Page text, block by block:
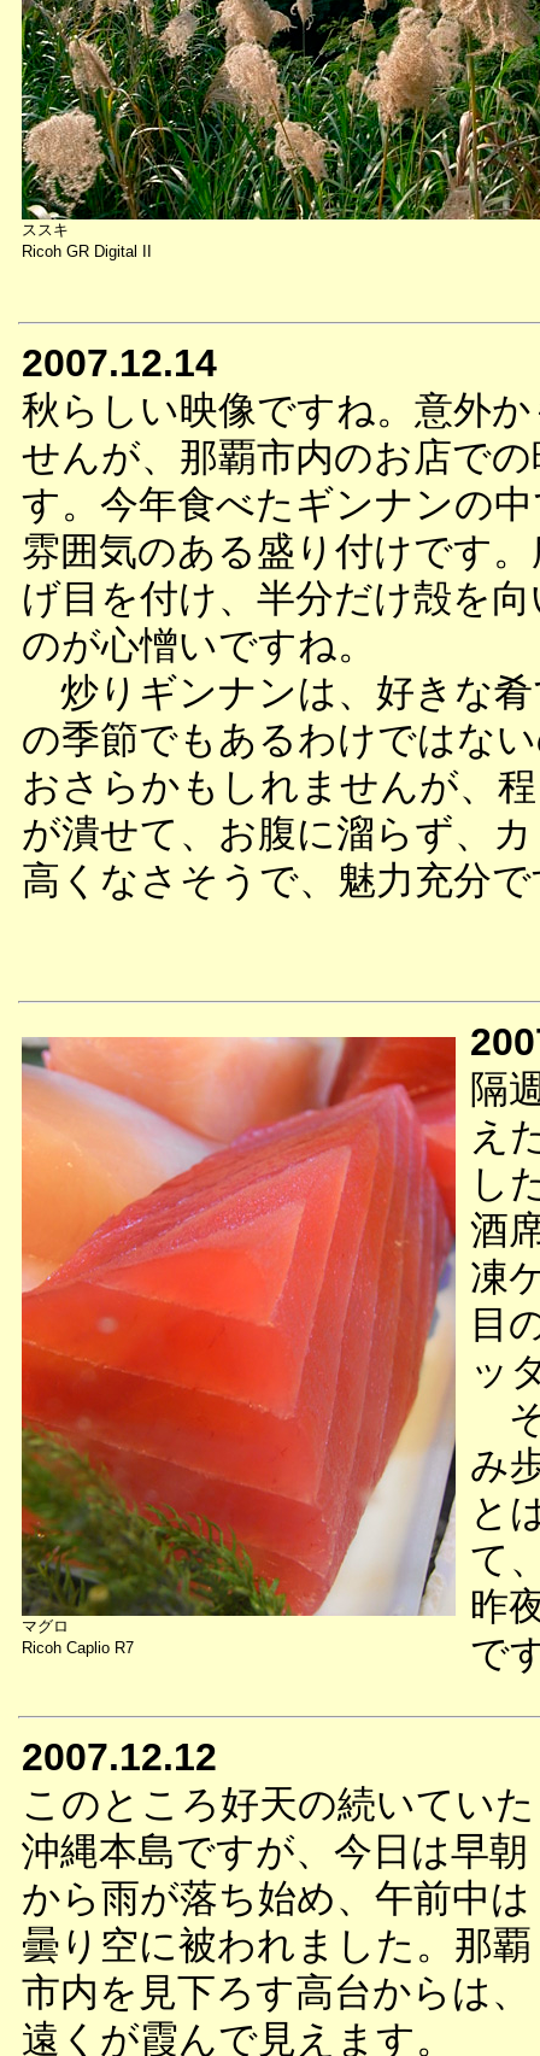
ススキ
Ricoh GR Digital II
2007.12.14
秋らしい映像ですね。意外
せんが、那覇市内のお店で
す。今年食べたギンナンの
雰囲気のある盛り付けです
げ目を付け、半分だけ殻を
のが心憎いですね。
炒りギンナンは、好きな肴
の季節でもあるわけではな
おさらかもしれませんが、
が潰せて、お腹に溜らず、
高くなさそうで、魅力充分
マグロ
Ricoh Caplio R7
隔
え
し
酒
凍
目
ッ
そ
み
と
て
昨
で
2007.12.12
このところ好天の続いていた
沖縄本島ですが、今日は早朝
から雨が落ち始め、午前中は
曇り空に被われました。那覇
市内を見下ろす高台からは、
遠くが霞んで見えます。